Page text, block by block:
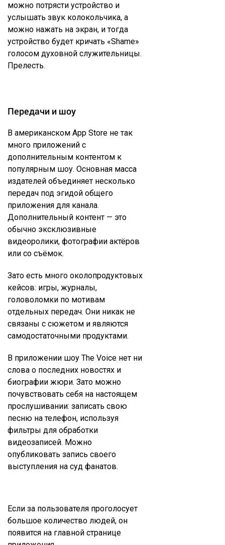
можно потрясти устройство и
услышать звук колокольчика, а
можно нажать на экран, и тогда
устройство будет кричать «Shame»
голосом духовной служительницы.
Прелесть.
Передачи и шоу
В американском App Store не так
много приложений с
дополнительным контентом к
популярным шоу. Основная масса
издателей объединяет несколько
передач под эгидой общего
приложения для канала.
Дополнительный контент — это
обычно эксклюзивные
видеоролики, фотографии актёров
или со съёмок.
Зато есть много околопродуктовых
кейсов: игры, журналы,
головоломки по мотивам
отдельных передач. Они никак не
связаны с сюжетом и являются
самодостаточными продуктами.
В приложении шоу The Voice нет ни
слова о последних новостях и
биографии жюри. Зато можно
почувствовать себя на настоящем
прослушивании: записать свою
песню на телефон, используя
фильтры для обработки
видеозаписей. Можно
опубликовать запись своего
выступления на суд фанатов.
Если за пользователя проголосует
большое количество людей, он
появится на главной странице